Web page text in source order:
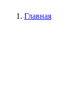
Главная